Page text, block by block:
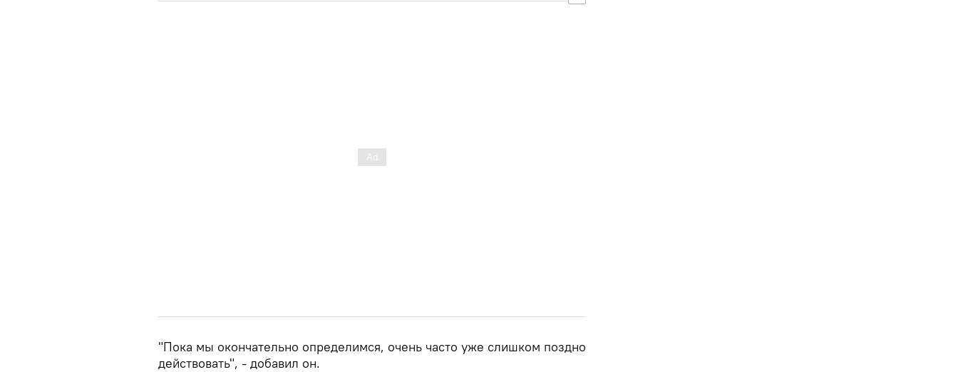
"Пока мы окончательно определимся, очень часто уже слишком поздно
действовать", - добавил он.